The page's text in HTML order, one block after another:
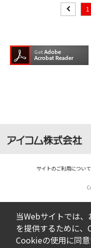
1
サイトのご利用について
当Webサイトでは
を提供するために、
Cookieの使用に同